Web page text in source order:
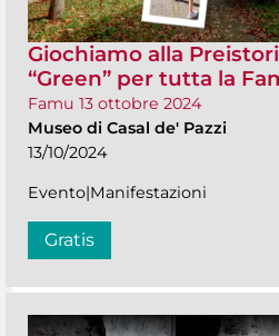
Giochiamo alla
“Green” per tutta la
Famu 13 ottobre 2024
Museo di Casal de' Pazzi
13/10/2024
Evento|Manifestazioni
Gratis